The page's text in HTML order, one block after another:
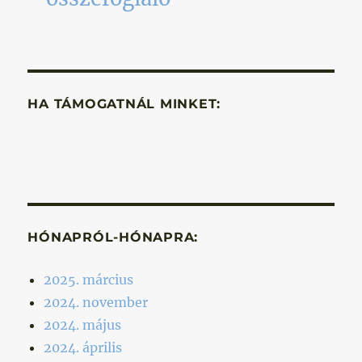
HA TÁMOGATNÁL MINKET:
HÓNAPRÓL-HÓNAPRA:
2025. március
2024. november
2024. május
2024. április